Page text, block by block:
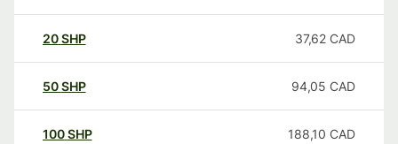
20SHP 37,62 CAD
50SHP 94,05 CAD
100SHP 188,10 CAD